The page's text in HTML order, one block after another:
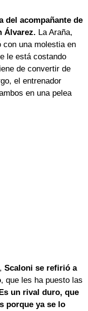
del acompañante de
Álvarez. La Araña,
con una molestia en
le está costando
de convertir de
el entrenador
en una pelea
Scaloni se refirió a
, que les ha puesto las
un rival duro, que
porque ya se lo